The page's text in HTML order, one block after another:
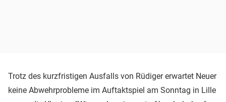
Trotz des kurzfristigen Ausfalls von Rüdiger erwartet Neuer
keine Abwehrprobleme im Auftaktspiel am Sonntag in Lille